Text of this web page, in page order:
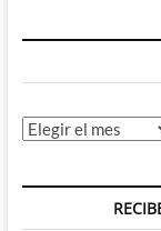
Archivos